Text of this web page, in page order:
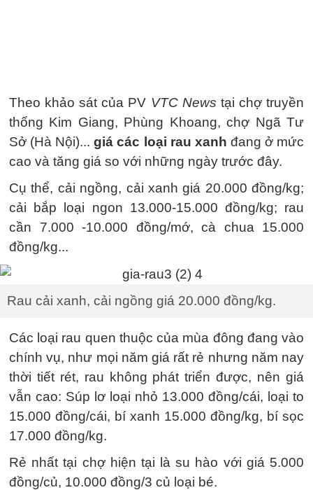
Theo khảo sát của PV VTC News tại chợ truyền
thống Kim Giang, Phùng Khoang, chợ Ngã Tư
Sở (Hà Nội)... giá các loại rau xanh đang ở mức
cao và tăng giá so với những ngày trước đây.
Cụ thể, cải ngồng, cải xanh giá 20.000 đồng/kg;
cải bắp loại ngon 13.000-15.000 đồng/kg; rau
cần 7.000 -10.000 đồng/mớ, cà chua 15.000
đồng/kg...
Rau cải xanh, cải ngồng giá 20.000 đồng/kg.
Các loại rau quen thuộc của mùa đông đang vào
chính vụ, như mọi năm giá rất rẻ nhưng năm nay
thời tiết rét, rau không phát triển được, nên giá
vẫn cao: Súp lơ loại nhỏ 13.000 đồng/cái, loại to
15.000 đồng/cái, bí xanh 15.000 đồng/kg, bí sọc
17.000 đồng/kg.
Rẻ nhất tại chợ hiện tại là su hào với giá 5.000
đồng/củ, 10.000 đồng/3 củ loại bé.